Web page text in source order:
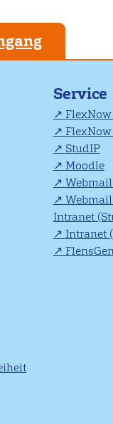
Service
StudIP
Moodle
Intranet
Intranet